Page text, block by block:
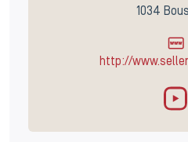
1034
http://